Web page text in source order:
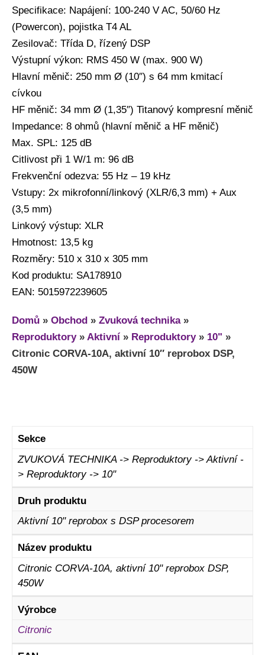
Specifikace: Napájení: 100-240 V AC, 50/60 Hz
(Powercon), pojistka T4 AL
Zesilovač: Třída D, řízený DSP
Výstupní výkon: RMS 450 W (max. 900 W)
Hlavní měnič: 250 mm Ø (10″) s 64 mm kmitací
cívkou
HF měnič: 34 mm Ø (1,35″) Titanový kompresní měnič
Impedance: 8 ohmů (hlavní měnič a HF měnič)
Max. SPL: 125 dB
Citlivost při 1 W/1 m: 96 dB
Frekvenční odezva: 55 Hz – 19 kHz
Vstupy: 2x mikrofonní/linkový (XLR/6,3 mm) + Aux
(3,5 mm)
Linkový výstup: XLR
Hmotnost: 13,5 kg
Rozměry: 510 x 310 x 305 mm
Kod produktu: SA178910
EAN: 5015972239605
Domů » Obchod » Zvuková technika»
Reproduktory» Aktivní » Reproduktory» 10" »
Citronic CORVA-10A, aktivní 10″ reprobox DSP,
450W
Sekce
ZVUKOVÁ TECHNIKA -> Reproduktory -> Aktivní -
> Reproduktory -> 10"
Druh produktu
Aktivní 10" reprobox s DSP procesorem
Název produktu
Citronic CORVA-10A, aktivní 10" reprobox DSP,
450W
Výrobce
Citronic